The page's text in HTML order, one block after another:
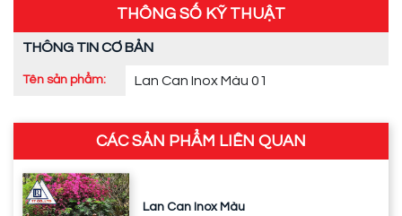
THÔNG SỐ KỸ THUẬT
THÔNG TIN CƠ BẢN
Tên sản phẩm: Lan Can Inox Màu 01
CÁC SẢN PHẨM LIÊN QUAN
Lan Can Inox Màu